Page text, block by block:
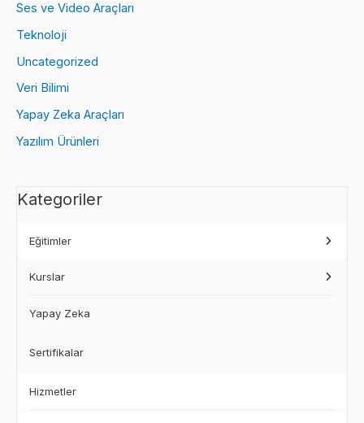
Ses ve Video Araçları
Teknoloji
Uncategorized
Veri Bilimi
Yapay Zeka Araçları
Yazılım Ürünleri
Kategoriler
Eğitimler
Kurslar
Yapay Zeka
Sertifikalar
Hizmetler